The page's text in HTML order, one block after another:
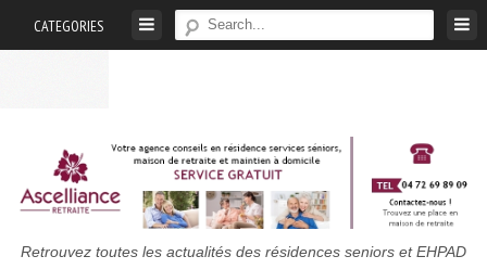
CATEGORIES
Maison
Retrouvez toutes les actualités des résidences seniors et EHPAD